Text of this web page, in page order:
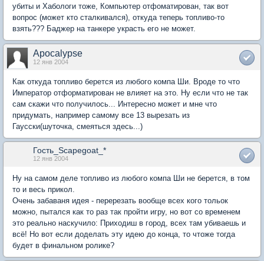
убиты и Хабологи тоже, Компьютер отфоматирован, так вот
вопрос (может кто сталкивался), откуда теперь топливо-то
взять??? Баджер на танкере украсть его не может.
Apocalypse
12 янв 2004
Как откуда топливо берется из любого компа Ши. Вроде то что
Император отформатирован не влияет на это. Ну если что не так
сам скажи что получилось... Интересно может и мне что
придумать, например самому все 13 вырезать из
Гаусски(шуточка, смеяться здесь...)
Гость_Scapegoat_*
12 янв 2004
Ну на самом деле топливо из любого компа Ши не берется, в том
то и весь прикол.
Очень забаваня идея - перерезать вообще всех кого тольок
можно, пытался как то раз так пройти игру, но вот со временем
это реально наскучило: Приходиш в город, всех там убиваешь и
всё! Но вот если доделать эту идею до конца, то чтоже тогда
будет в финальном ролике?